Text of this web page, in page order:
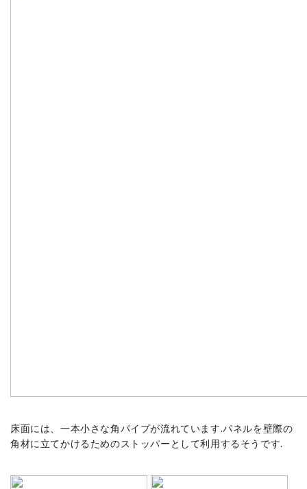
床面には、一本小さな角パイプが流れています.パネルを壁際の
角材に立てかけるためのストッパーとして利用するそうです.